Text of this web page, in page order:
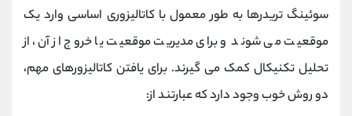
سوئینگ تریدرها به طور معمول با کاتالیزوری اساسی وارد یک
موقعیت می شوند و برای مدیریت موقعیت یا خروج از آن، از
تحلیل تکنیکال کمک می گیرند. برای یافتن کاتالیزورهای مهم،
دو روش خوب وجود دارد که عبارتند از: